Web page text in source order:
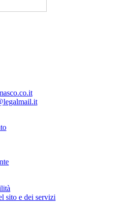
sito e dei servizi